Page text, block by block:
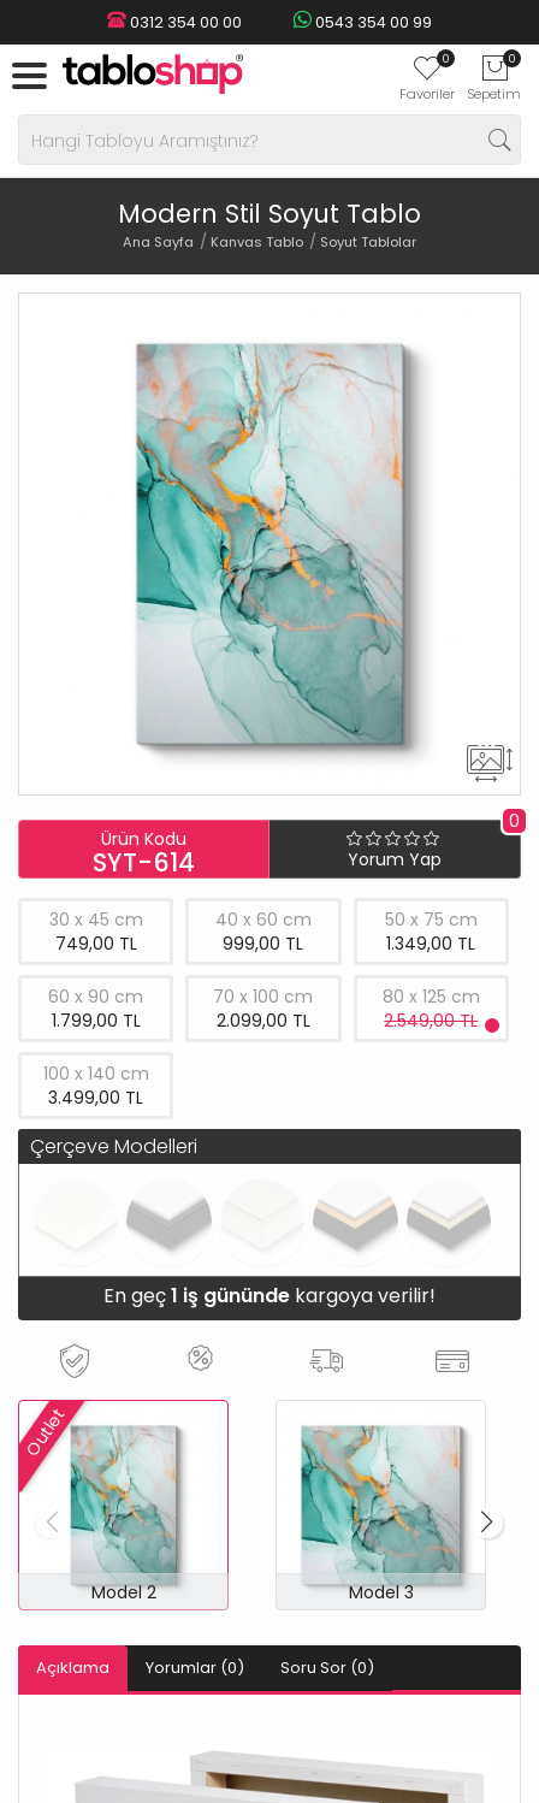
0312 354 00 00 0543 354 00 99
0
Favoriler
0
Sepetim
Modern Stil Soyut Tablo
Ana Sayfa Kanvas Tablo Soyut Tablolar
Ürün Kodu
SYT-614
0
Yorum Yap
30 x 45 cm
749,00 TL
40 x 60 cm
999,00 TL
50 x 75 cm
1.349,00 TL
60 x 90 cm
1.799,00 TL
70 x 100 cm
2.099,00 TL
80 x 125 cm
2.549,00 TL
100 x 140 cm
3.499,00 TL
Çerçeve Modelleri
En geç1 iş gününde kargoya verilir!
Model 2
Outlet
Model 3
Açıklama Yorumlar (0) Soru Sor (0)